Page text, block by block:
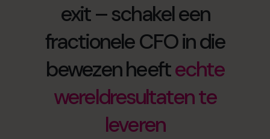
exit – schakel een
fractionele CFO in die
bewezen heeftechte
wereldresultaten te
leveren